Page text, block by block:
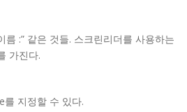
:” 같은 것들. 스크린리더를 사용하는
가진다.
지정할 수 있다.